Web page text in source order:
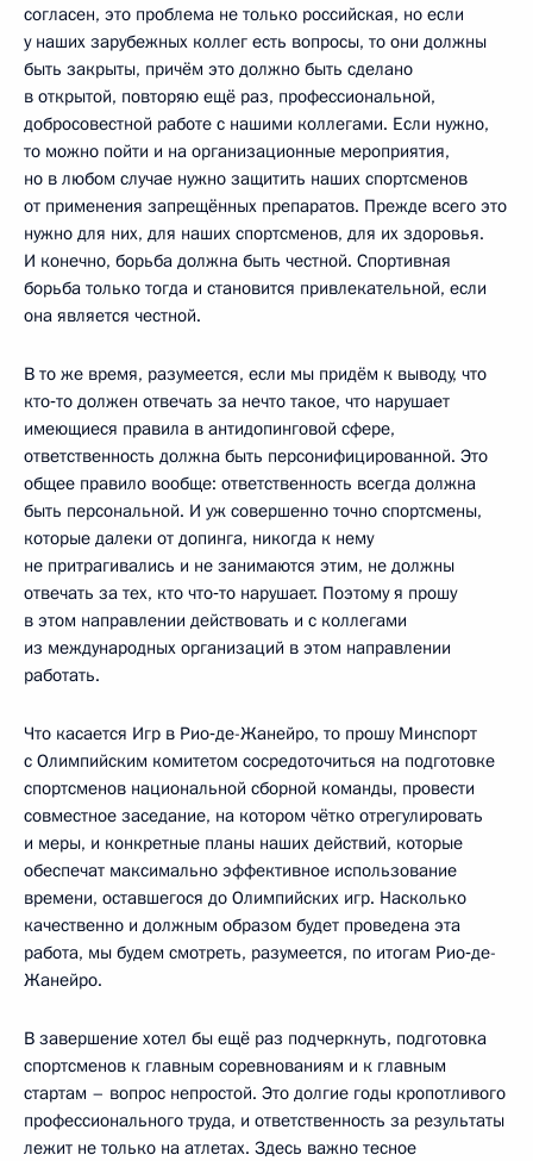
согласен, это проблема не только российская, но если
у наших зарубежных коллег есть вопросы, то они должны
быть закрыты, причём это должно быть сделано
в открытой, повторяю ещё раз, профессиональной,
добросовестной работе с нашими коллегами. Если нужно,
то можно пойти и на организационные мероприятия,
но в любом случае нужно защитить наших спортсменов
от применения запрещённых препаратов. Прежде всего это
нужно для них, для наших спортсменов, для их здоровья.
И конечно, борьба должна быть честной. Спортивная
борьба только тогда и становится привлекательной, если
она является честной.
В то же время, разумеется, если мы придём к выводу, что
кто‑то должен отвечать за нечто такое, что нарушает
имеющиеся правила в антидопинговой сфере,
ответственность должна быть персонифицированной. Это
общее правило вообще: ответственность всегда должна
быть персональной. И уж совершенно точно спортсмены,
которые далеки от допинга, никогда к нему
не притрагивались и не занимаются этим, не должны
отвечать за тех, кто что‑то нарушает. Поэтому я прошу
в этом направлении действовать и с коллегами
из международных организаций в этом направлении
работать.
Что касается Игр в Рио‑де-Жанейро, то прошу Минспорт
с Олимпийским комитетом сосредоточиться на подготовке
спортсменов национальной сборной команды, провести
совместное заседание, на котором чётко отрегулировать
и меры, и конкретные планы наших действий, которые
обеспечат максимально эффективное использование
времени, оставшегося до Олимпийских игр. Насколько
качественно и должным образом будет проведена эта
работа, мы будем смотреть, разумеется, по итогам Рио‑де-
Жанейро.
В завершение хотел бы ещё раз подчеркнуть, подготовка
спортсменов к главным соревнованиям и к главным
стартам – вопрос непростой. Это долгие годы кропотливого
профессионального труда, и ответственность за результаты
лежит не только на атлетах. Здесь важно тесное